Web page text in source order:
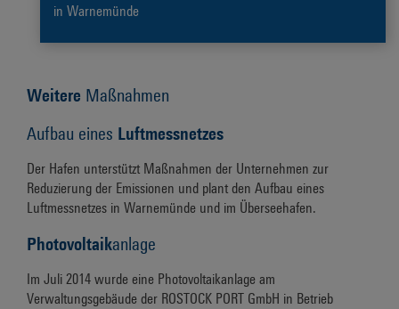
in Warnemünde
Weitere Maßnahmen
Aufbau eines Luftmessnetzes
Der Hafen unterstützt Maßnahmen der Unternehmen zur
Reduzierung der Emissionen und plant den Aufbau eines
Luftmessnetzes in Warnemünde und im Überseehafen.
Photovoltaikanlage
Im Juli 2014 wurde eine Photovoltaikanlage am
Verwaltungsgebäude der ROSTOCK PORT GmbH in Betrieb